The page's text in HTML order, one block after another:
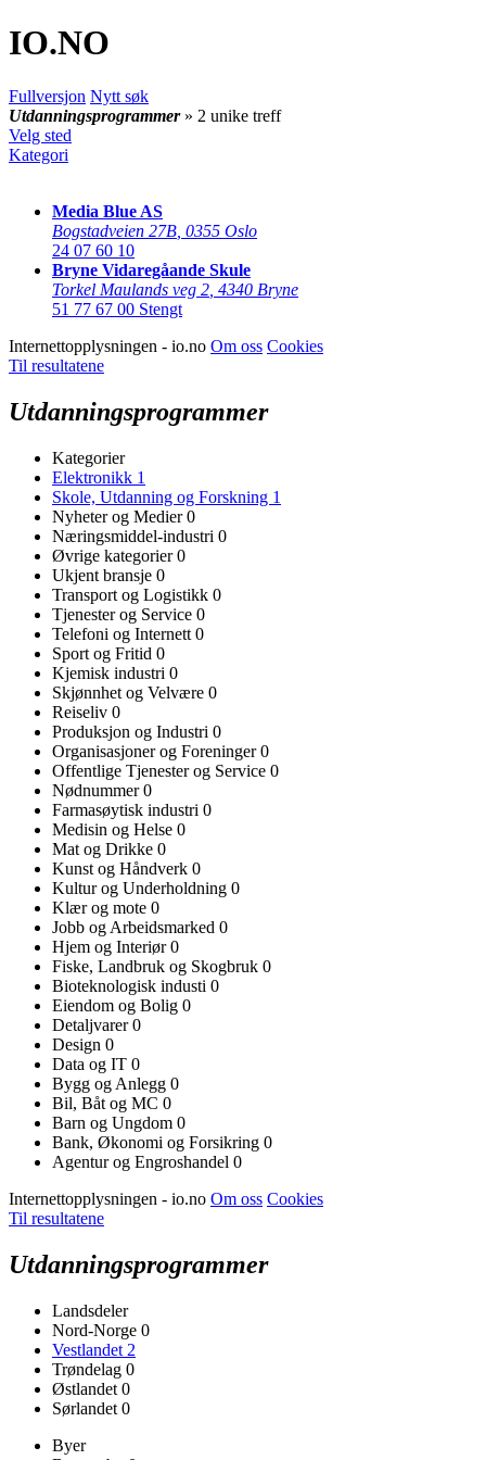
IO.NO
Fullversjon Nytt søk
Utdanningsprogrammer » 2 unike treff
Velg sted
Kategori
Media Blue AS
Bogstadveien 27B 0355 Oslo
24 07 60 10
Bryne Vidaregåande Skule
Torkel Maulands veg 2 4340 Bryne
51 77 67 00 Stengt
Internettopplysningen - io.no Om oss Cookies
Til resultatene
Utdanningsprogrammer
Kategorier
Elektronikk 1
Skole, Utdanning og Forskning 1
Nyheter og Medier0
Næringsmiddel-industri 0
Øvrige kategorier0
Ukjent bransje 0
Transport og Logistikk 0
Tjenester og Service 0
Telefoni og Internett 0
Sport og Fritid 0
Kjemisk industri 0
Skjønnhet og Velvære 0
Reiseliv 0
Produksjon og Industri 0
Organisasjoner og Foreninger0
Offentlige Tjenester og Service 0
Nødnummer0
Farmasøytisk industri 0
Medisin og Helse 0
Mat og Drikke 0
Kunst og Håndverk 0
Kultur og Underholdning 0
Klær og mote 0
Jobb og Arbeidsmarked 0
Hjem og Interiør0
Fiske, Landbruk og Skogbruk 0
Bioteknologisk industi 0
Eiendom og Bolig 0
Detaljvarer0
Design 0
Data og IT 0
Bygg og Anlegg 0
Bil, Båt og MC 0
Barn og Ungdom 0
Bank, Økonomi og Forsikring 0
Agentur og Engroshandel 0
Internettopplysningen - io.no Om oss Cookies
Til resultatene
Utdanningsprogrammer
Landsdeler
Nord-Norge 0
Vestlandet 2
Trøndelag 0
Østlandet 0
Sørlandet 0
Byer